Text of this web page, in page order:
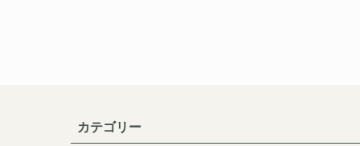
カテゴリー